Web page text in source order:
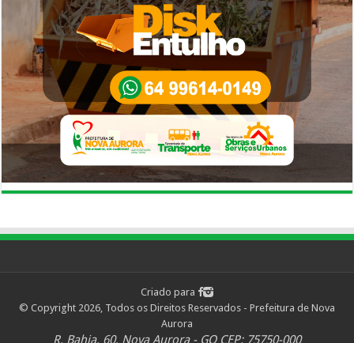
Criado para
© Copyright 2026, Todos os Direitos Reservados - Prefeitura de Nova
Aurora
R. Bahia, 60, Nova Aurora - GO CEP: 75750-000